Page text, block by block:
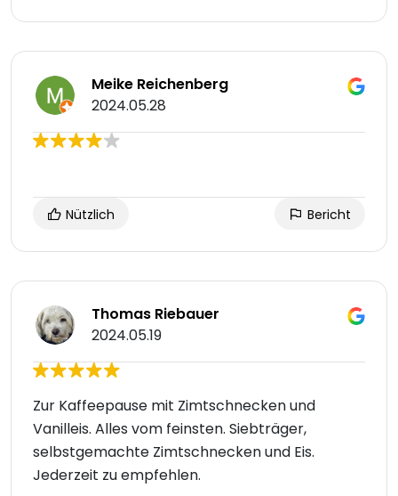
Meike Reichenberg
2024.05.28
Nützlich Bericht
Thomas Riebauer
2024.05.19
Zur Kaffeepause mit Zimtschnecken und
Vanilleis. Alles vom feinsten. Siebträger,
selbstgemachte Zimtschnecken und Eis.
Jederzeit zu empfehlen.